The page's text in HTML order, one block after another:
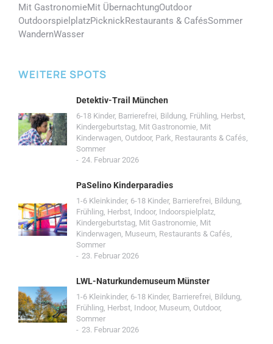
Mit GastronomieMit ÜbernachtungOutdoor
OutdoorspielplatzPicknickRestaurants & CafésSommer
WandernWasser
WEITERE SPOTS
Detektiv-Trail München
6-18 Kinder, Barrierefrei, Bildung, Frühling, Herbst,
Kindergeburtstag, Mit Gastronomie, Mit
Kinderwagen, Outdoor, Park, Restaurants & Cafés,
Sommer
24. Februar 2026
PaSelino Kinderparadies
1-6 Kleinkinder, 6-18 Kinder, Barrierefrei, Bildung,
Frühling, Herbst, Indoor, Indoorspielplatz,
Kindergeburtstag, Mit Gastronomie, Mit
Kinderwagen, Museum, Restaurants & Cafés,
Sommer
23. Februar 2026
LWL-Naturkundemuseum Münster
1-6 Kleinkinder, 6-18 Kinder, Barrierefrei, Bildung,
Frühling, Herbst, Indoor, Museum, Outdoor,
Sommer
23. Februar 2026